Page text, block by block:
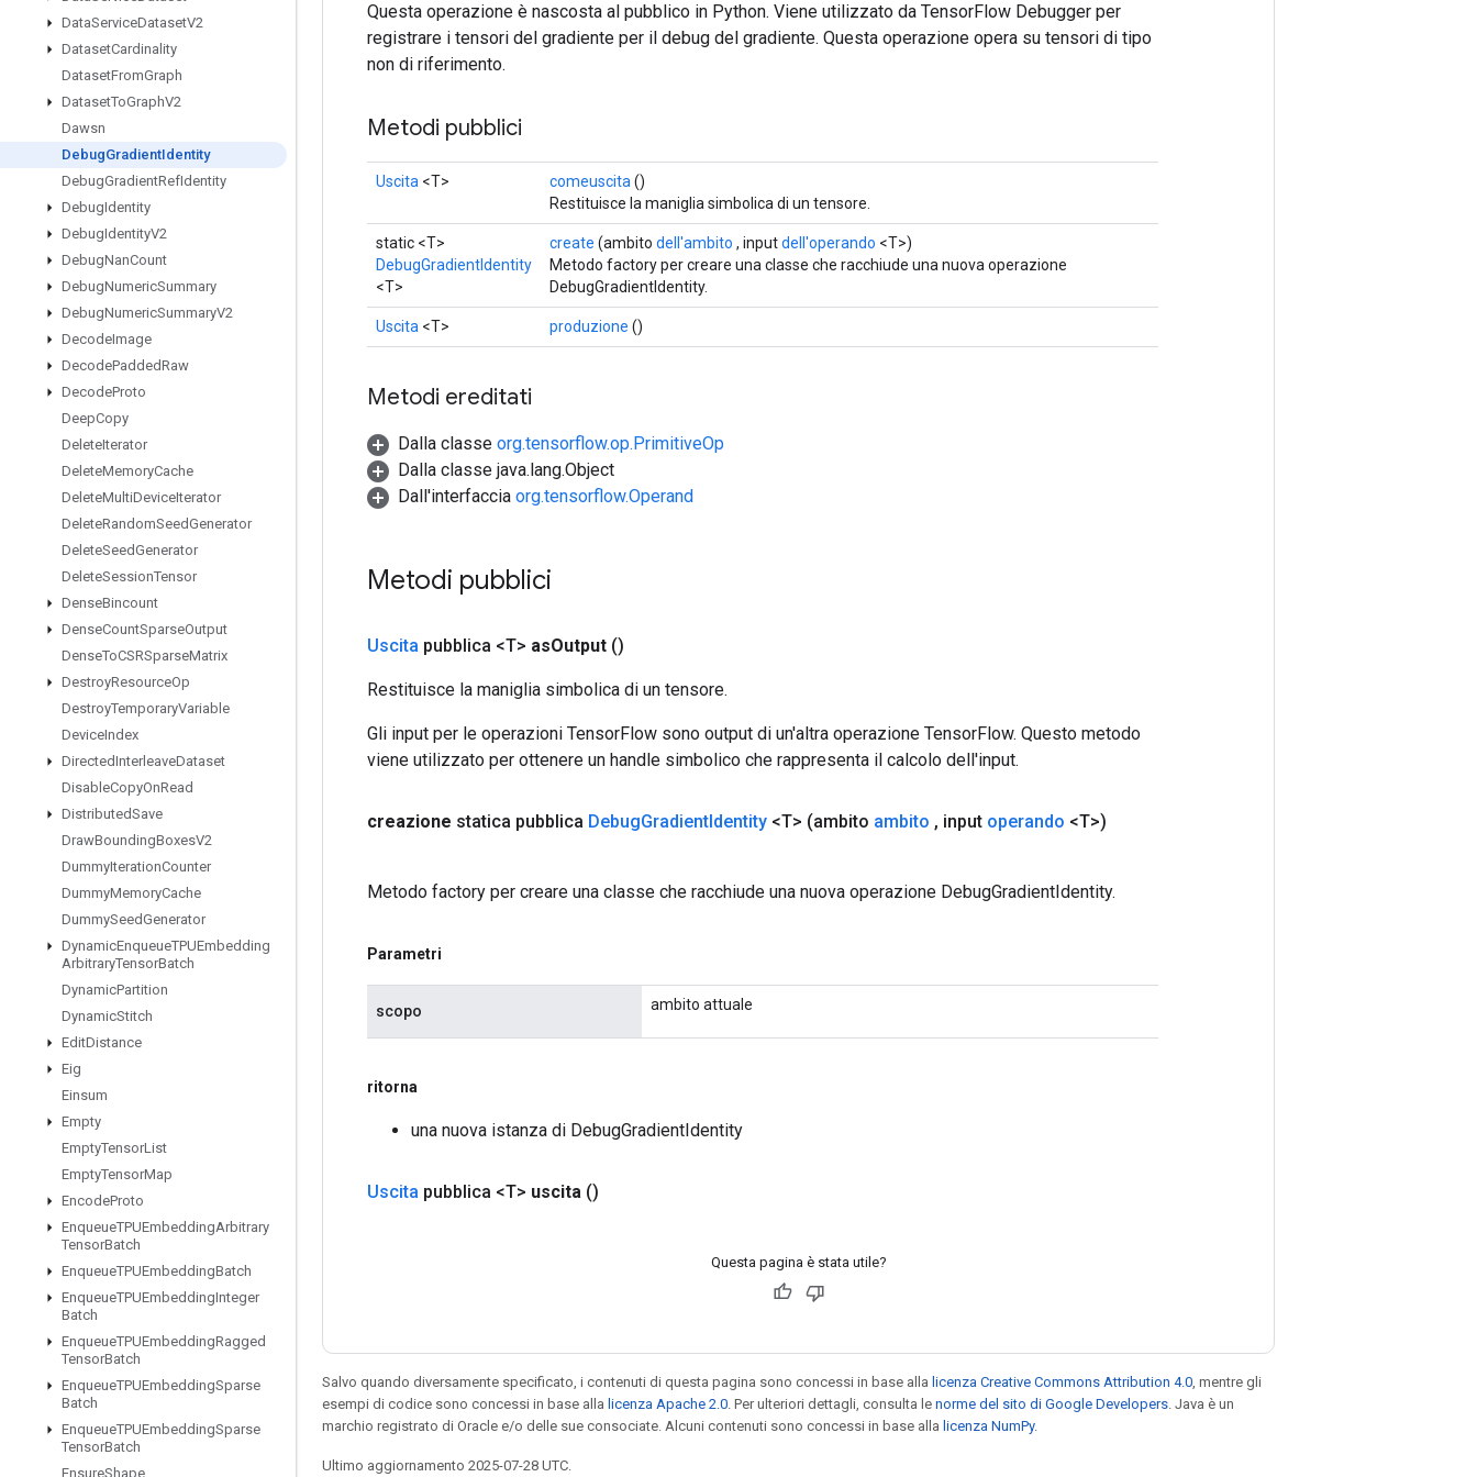
DataServiceDatasetV2
DatasetCardinality
DatasetFromGraph
DatasetToGraphV2
Dawsn
DebugGradientIdentity
DebugGradientRefIdentity
DebugIdentity
DebugIdentityV2
DebugNanCount
DebugNumericSummary
DebugNumericSummaryV2
DecodeImage
DecodePaddedRaw
DecodeProto
DeepCopy
DeleteIterator
DeleteMemoryCache
DeleteMultiDeviceIterator
DeleteRandomSeedGenerator
DeleteSeedGenerator
DeleteSessionTensor
DenseBincount
DenseCountSparseOutput
DenseToCSRSparseMatrix
DestroyResourceOp
DestroyTemporaryVariable
DeviceIndex
DirectedInterleaveDataset
DisableCopyOnRead
DistributedSave
DrawBoundingBoxesV2
DummyIterationCounter
DummyMemoryCache
DummySeedGenerator
DynamicEnqueueTPUEmbedding
ArbitraryTensorBatch
DynamicPartition
DynamicStitch
EditDistance
Eig
Einsum
Empty
EmptyTensorList
EmptyTensorMap
EncodeProto
EnqueueTPUEmbeddingArbitrary
TensorBatch
EnqueueTPUEmbeddingBatch
EnqueueTPUEmbeddingInteger
Batch
EnqueueTPUEmbeddingRagged
TensorBatch
EnqueueTPUEmbeddingSparse
Batch
EnqueueTPUEmbeddingSparse
TensorBatch
EnsureShape
Questa operazione è nascosta al pubblico in Python. Viene utilizzato da TensorFlow Debugger per
registrare i tensori del gradiente per il debug del gradiente. Questa operazione opera su tensori di tipo
non di riferimento.
Metodi pubblici
Uscita <T> comeuscita ()
Restituisce la maniglia simbolica di un tensore.
static <T>
DebugGradientIdentity
<T>
create (ambito dell'ambito , inputdell'operando <T>)
Metodo factory per creare una classe che racchiude una nuova operazione
DebugGradientIdentity.
Uscita <T> produzione ()
Metodi ereditati
Dalla classe org.tensorflow.op.PrimitiveOp
Dalla classe java.lang.Object
Dall'interfaccia org.tensorflow.Operand
Metodi pubblici
Uscita pubblica <T> asOutput ()
Restituisce la maniglia simbolica di un tensore.
Gli input per le operazioni TensorFlow sono output di un'altra operazione TensorFlow. Questo metodo
viene utilizzato per ottenere un handle simbolico che rappresenta il calcolo dell'input.
creazione statica pubblica DebugGradientIdentity <T> (ambito ambito , input operando <T>)
Metodo factory per creare una classe che racchiude una nuova operazione DebugGradientIdentity.
Parametri
scopo ambito attuale
ritorna
una nuova istanza di DebugGradientIdentity
Uscita pubblica <T> uscita ()
Questa pagina è stata utile?
Salvo quando diversamente specificato, i contenuti di questa pagina sono concessi in base alla licenza Creative Commons Attribution 4.0 , mentre gli
esempi di codice sono concessi in base alla licenza Apache 2.0 . Per ulteriori dettagli, consulta le norme del sito di Google Developers . Java è un
marchio registrato di Oracle e/o delle sue consociate. Alcuni contenuti sono concessi in base alla licenza NumPy.
Ultimo aggiornamento 2025-07-28 UTC.